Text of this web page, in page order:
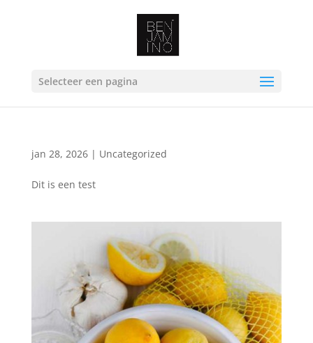
Selecteer een pagina
jan 28, 2026| Uncategorized
Dit is een test